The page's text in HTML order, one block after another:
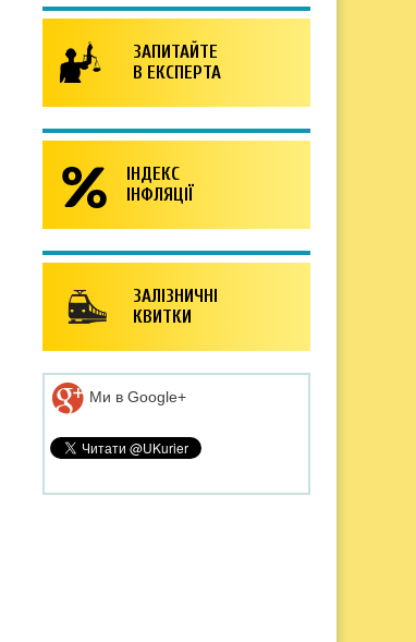
ЗАПИТАЙТЕ
В ЕКСПЕРТА
ІНДЕКС
ІНФЛЯЦІЇ
ЗАЛІЗНИЧНІ
КВИТКИ
Ми в Google+